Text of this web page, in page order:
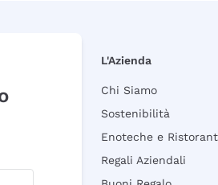
L'Azienda
Chi Siamo
Sostenibilità
Enoteche e
Regali Aziendali